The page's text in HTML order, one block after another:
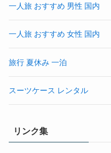
一人旅 おすすめ 男性 国内
一人旅 おすすめ 女性 国内
旅行 夏休み 一泊
スーツケース レンタル
リンク集